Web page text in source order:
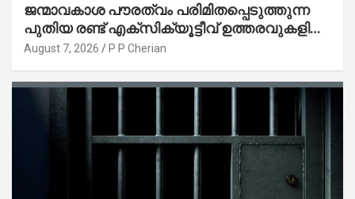
ജന്മാവകാശ പൗരത്വം പരിമിതപ്പെടുത്തുന്ന
പുതിയ രണ്ട് എക്സിക്യൂട്ടീവ് ഉത്തരവുകളിൽ
ട്രംപ് ഒപ്പുവെച്ചു
August 7, 2026 P P Cherian